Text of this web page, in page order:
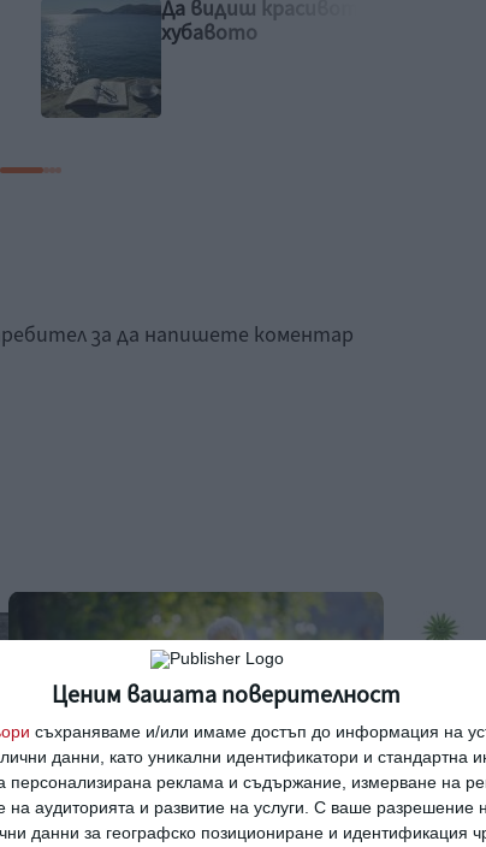
Ценим вашата поверителност
съхраняваме и/или имаме достъп до информация на
данни, като уникални идентификатори и стандартна
персонализирана реклама и съдържание, измерване на
аудиторията и развитие на услуги. С ваше разрешение
данни за географско позициониране и идентификация
Идилия и релакс за
семейството на Башар
за да напишете коментар